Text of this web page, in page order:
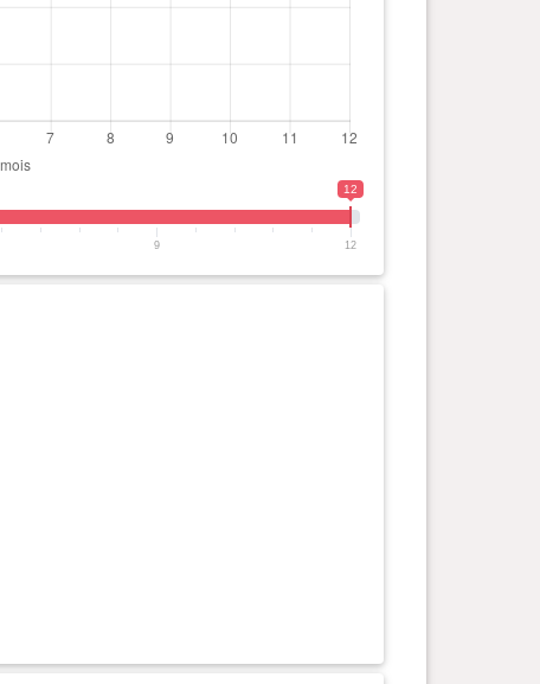
12
9 12